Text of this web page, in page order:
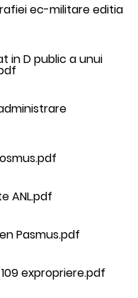
ec-militare editia
in D public a unui
ANL.pdf
Pasmus.pdf
expropriere.pdf